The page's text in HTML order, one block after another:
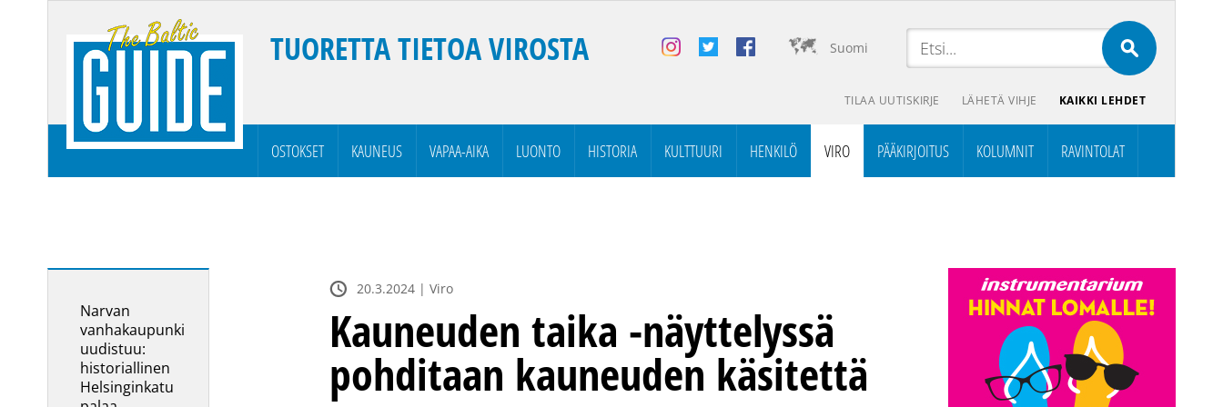
Suomi
TUORETTA TIETOA VIROSTA
TILAA UUTISKIRJE LÄHETÄ VIHJE KAIKKI LEHDET
OSTOKSET KAUNEUS VAPAA-AIKA LUONTO HISTORIA KULTTUURI HENKILÖ VIRO PÄÄKIRJOITUS KOLUMNIT RAVINTOLAT
Narvan
vanhakaupunki
uudistuu:
historiallinen
Helsinginkatu
20.3.2024 | Viro
Kauneuden taika -näyttelyssä
pohditaan kauneuden käsitettä